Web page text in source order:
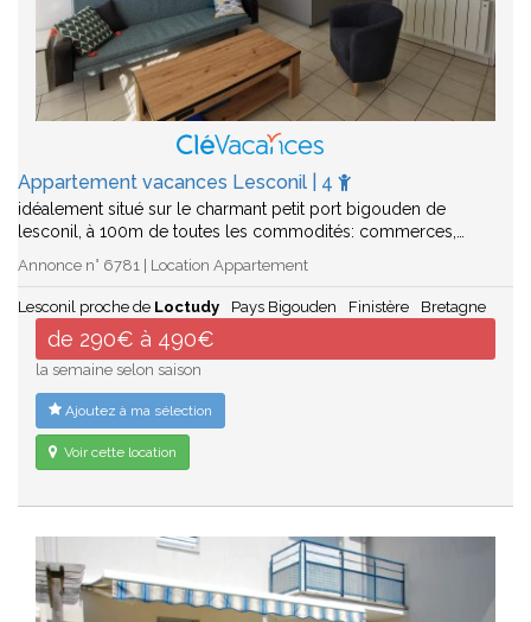
Appartement vacances Lesconil | 4
idéalement situé sur le charmant petit port bigouden de
lesconil, à 100m de toutes les commodités: commerces,…
Annonce n° 6781 | Location Appartement
Lesconil proche de Loctudy Pays Bigouden Finistère Bretagne
de 290€ à 490€
la semaine selon saison
Ajoutez à ma sélection
Voir cette location